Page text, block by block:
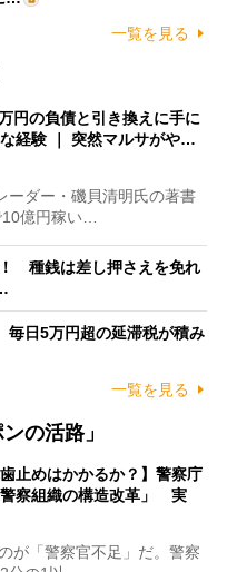
一覧を見る
円の負債と引き換えに手に
経験 ｜ 突然マルサがや…
ダー・磯貝清明氏の著書
億円稼い…
！ 種銭は差し押さえを免れ
日5万円超の延滞税が積み
一覧を見る
の活路」
止めはかかるか？】警察庁
察組織の構造改革」 実
が「警察官不足」だ。警察